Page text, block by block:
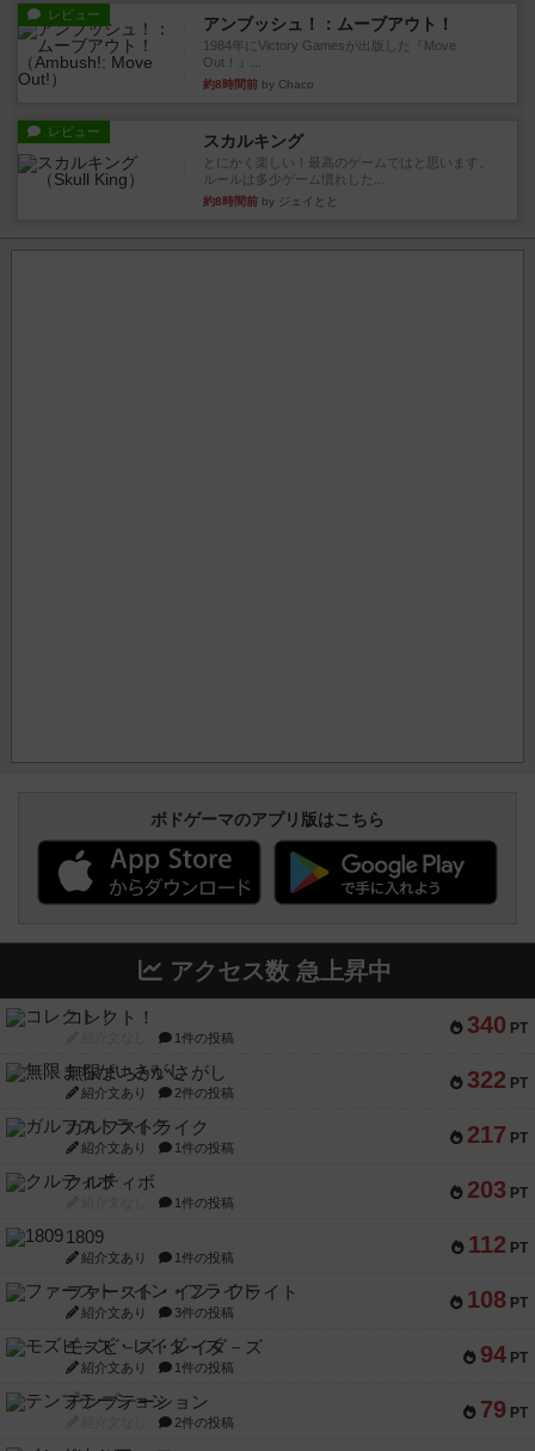
レビュー アンブッシュ！：ムーブアウト！
1984年にVictory Gamesが出版した『Move
Out！』...
約8時間前 by Chaco
レビュー スカルキング
とにかく楽しい！最高のゲームではと思います。
ルールは多少ゲーム慣れした...
約8時間前 by ジェイとと
ボドゲーマのアプリ版はこちら
アクセス数 急上昇中
340 PT
コレクト！
1件の投稿
322 PT
無限まちがいさがし
紹介文あり 2件の投稿
217 PT
ガルフストライク
紹介文あり 1件の投稿
203 PT
クルティボ
1件の投稿
112 PT
1809
紹介文あり 1件の投稿
108 PT
ファースト・イン・フライト
紹介文あり 3件の投稿
94 PT
モズビ－ズ・レイダ－ズ
紹介文あり 1件の投稿
79 PT
テンプテーション
2件の投稿